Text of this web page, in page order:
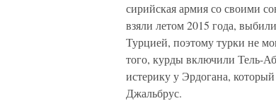
сирийская армия со своими
взяли летом 2015 года,
Турцией, поэтому турки не
того, курды включили Тель-
истерику у Эрдогана,
Джальбрус.